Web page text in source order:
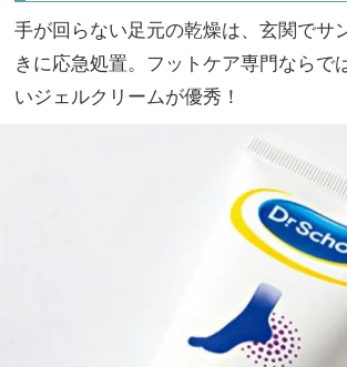
手が回らない足元の乾燥は、玄関でサ
きに応急処置。フットケア専門ならで
いジェルクリームが優秀！